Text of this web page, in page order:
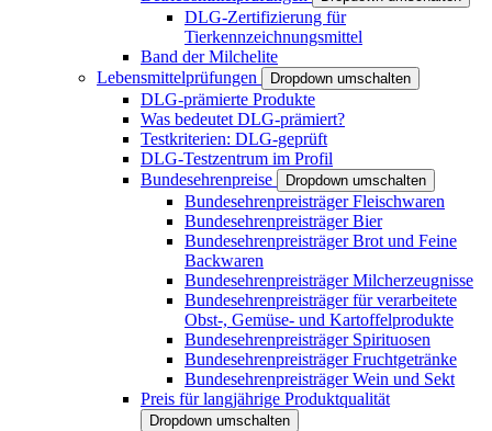
DLG-Zertifizierung für
Tierkennzeichnungsmittel
Band der Milchelite
Lebensmittelprüfungen
Dropdown umschalten
DLG-prämierte Produkte
Was bedeutet DLG-prämiert?
Testkriterien: DLG-geprüft
DLG-Testzentrum im Profil
Bundesehrenpreise
Dropdown umschalten
Bundesehrenpreisträger Fleischwaren
Bundesehrenpreisträger Bier
Bundesehrenpreisträger Brot und Feine
Backwaren
Bundesehrenpreisträger Milcherzeugnisse
Bundesehrenpreisträger für verarbeitete
Obst-, Gemüse- und Kartoffelprodukte
Bundesehrenpreisträger Spirituosen
Bundesehrenpreisträger Fruchtgetränke
Bundesehrenpreisträger Wein und Sekt
Preis für langjährige Produktqualität
Dropdown umschalten